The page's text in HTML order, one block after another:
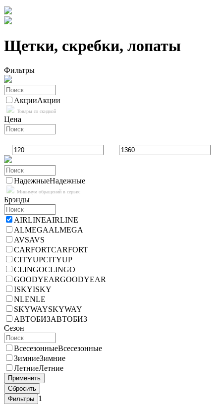
Щетки, скребки, лопаты
Фильтры
АкцииАкции
Товары со скидкой
Цена
НадежныеНадежные
Минимум обращений в сервис
Брэнды
AIRLINEAIRLINE
ALMEGAALMEGA
AVSAVS
CARFORTCARFORT
CITYUPCITYUP
CLINGOCLINGO
GOODYEARGOODYEAR
ISKYISKY
NLENLE
SKYWAYSKYWAY
АВТОБИЗАВТОБИЗ
Сезон
ВсесезонныеВсесезонные
ЗимниеЗимние
ЛетниеЛетние
1